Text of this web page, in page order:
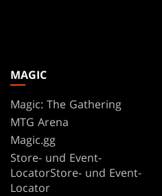
MAGIC
Magic: The Gathering
MTG Arena
Magic.gg
Store- und Event-
LocatorStore- und Event-
Locator